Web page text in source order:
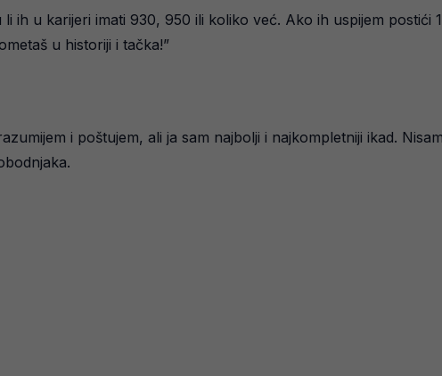
ih u karijeri imati 930, 950 ili koliko već. Ako ih uspijem postići
u historiji i tačka!”
i poštujem, ali ja sam najbolji i najkompletniji ikad.